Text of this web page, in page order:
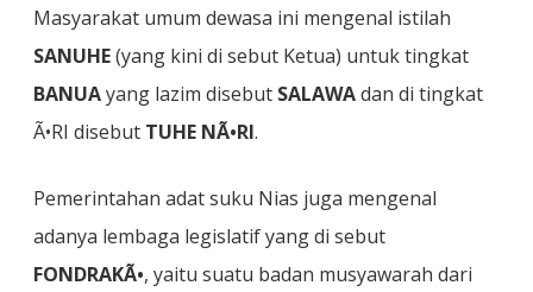
Masyarakat umum dewasa ini mengenal istilah
SANUHE(yang kini di sebut Ketua) untuk tingkat
BANUAyang lazim disebut SALAWAdan di tingkat
Ã•RI disebut TUHE NÃ•RI.
Pemerintahan adat suku Nias juga mengenal
adanya lembaga legislatif yang di sebut
FONDRAKÃ•, yaitu suatu badan musyawarah dari